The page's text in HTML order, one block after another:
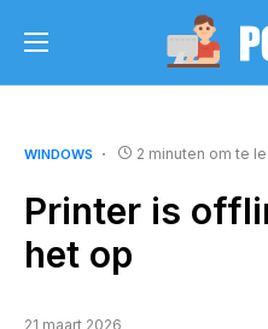
WINDOWS 2 minuten om te
Printer is
het op
21 maart 2026